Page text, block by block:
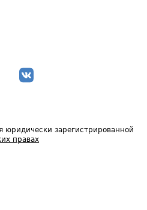
юридически зарегистрированной
правах